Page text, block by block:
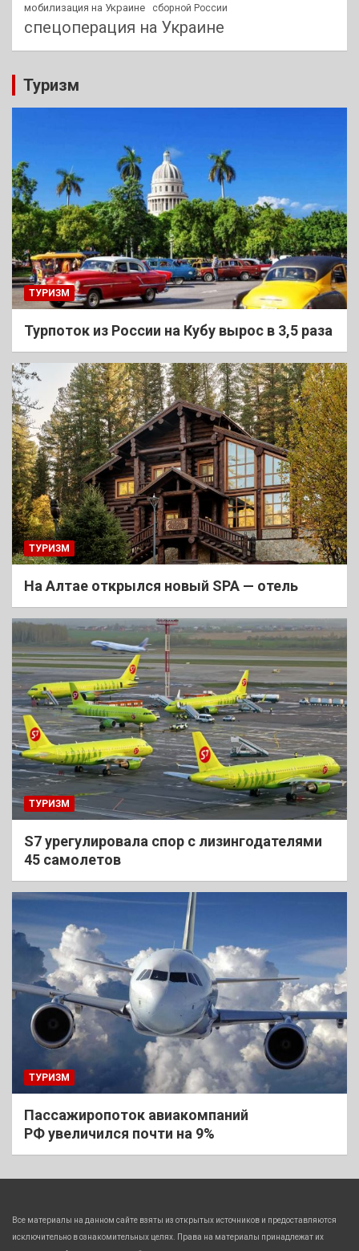
мобилизация на Украине сборной России
спецоперация на Украине
Туризм
ТУРИЗМ
Турпоток из России на Кубу вырос в 3,5 раза
ТУРИЗМ
На Алтае открылся новый SPA — отель
ТУРИЗМ
S7 урегулировала спор с лизингодателями
45 самолетов
ТУРИЗМ
Пассажиропоток авиакомпаний
РФ увеличился почти на 9%
Все материалы на данном сайте взяты из открытых источников и предоставляются
исключительно в ознакомительных целях. Права на материалы принадлежат их